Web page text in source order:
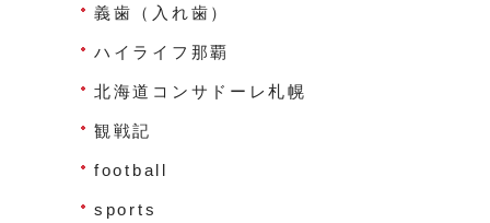
義歯（入れ歯）
ハイライフ那覇
北海道コンサドーレ札幌
観戦記
football
sports